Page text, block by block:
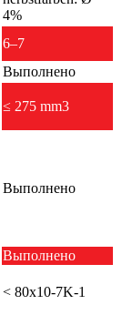
4%
6–7
Выполнено
≤ 275 mm3
Выполнено
Выполнено
< 80x10-7K-1